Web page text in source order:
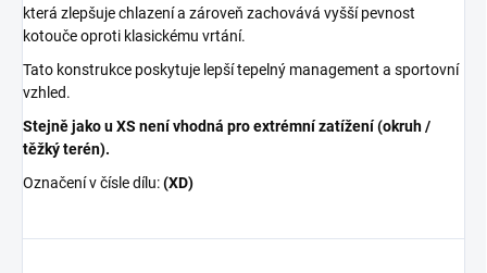
která zlepšuje chlazení a zároveň zachovává vyšší pevnost
kotouče oproti klasickému vrtání.
Tato konstrukce poskytuje lepší tepelný management a sportovní
vzhled.
Stejně jako u XS není vhodná pro extrémní zatížení (okruh /
těžký terén).
Označení v čísle dílu:(XD)